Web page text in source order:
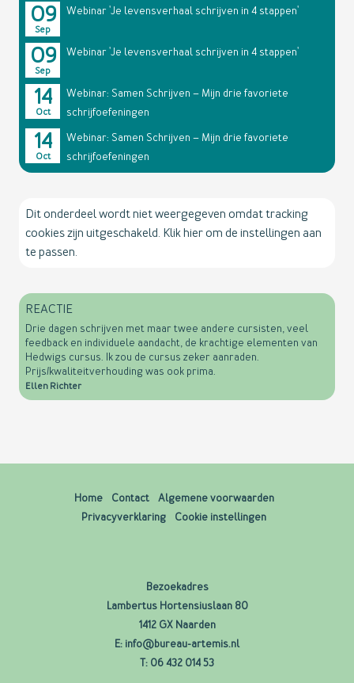
09
Sep
Webinar 'Je levensverhaal schrijven in 4 stappen'
09
Sep
Webinar 'Je levensverhaal schrijven in 4 stappen'
14
Oct
Webinar: Samen Schrijven – Mijn drie favoriete
schrijfoefeningen
14
Oct
Webinar: Samen Schrijven – Mijn drie favoriete
schrijfoefeningen
Dit onderdeel wordt niet weergegeven omdat tracking
cookies zijn uitgeschakeld. Klik hier om de instellingen aan
te passen.
REACTIE
Drie dagen schrijven met maar twee andere cursisten, veel
feedback en individuele aandacht, de krachtige elementen van
Hedwigs cursus. Ik zou de cursus zeker aanraden.
Prijs/kwaliteitverhouding was ook prima.
Ellen Richter
Home Contact
Algemene voorwaarden
Privacyverklaring
Cookie instellingen
Bezoekadres
Lambertus Hortensiuslaan 80
1412 GX Naarden
E: info@bureau-artemis.nl
T: 06 432 014 53